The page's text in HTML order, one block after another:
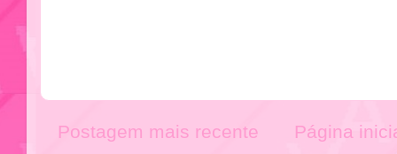
Postagem mais recente Página